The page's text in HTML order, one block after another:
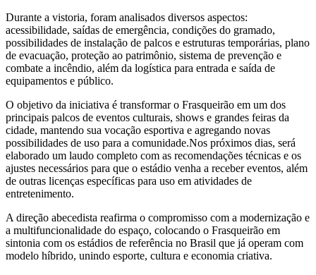
Durante a vistoria, foram analisados diversos aspectos:
acessibilidade, saídas de emergência, condições do gramado,
possibilidades de instalação de palcos e estruturas temporárias, plano
de evacuação, proteção ao patrimônio, sistema de prevenção e
combate a incêndio, além da logística para entrada e saída de
equipamentos e público.
O objetivo da iniciativa é transformar o Frasqueirão em um dos
principais palcos de eventos culturais, shows e grandes feiras da
cidade, mantendo sua vocação esportiva e agregando novas
possibilidades de uso para a comunidade.Nos próximos dias, será
elaborado um laudo completo com as recomendações técnicas e os
ajustes necessários para que o estádio venha a receber eventos, além
de outras licenças específicas para uso em atividades de
entretenimento.
A direção abecedista reafirma o compromisso com a modernização e
a multifuncionalidade do espaço, colocando o Frasqueirão em
sintonia com os estádios de referência no Brasil que já operam com
modelo híbrido, unindo esporte, cultura e economia criativa.